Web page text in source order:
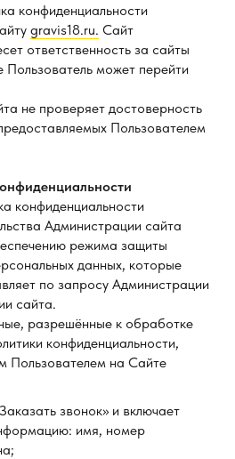
конфиденциальности
gravis18.ru. Сайт
ответственность за сайты
Пользователь может перейти
не проверяет достоверность
Пользователем
конфиденциальности
Администрации сайта
режима защиты
данных, которые
по запросу Администрации
сайта.
разрешённые к обработке
конфиденциальности,
Пользователем на Сайте
звонок» и включает
имя, номер